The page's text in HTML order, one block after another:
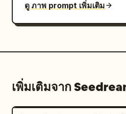
ดู ภาพ prompt เพิ่มเติม
เพิ่มเติมจาก